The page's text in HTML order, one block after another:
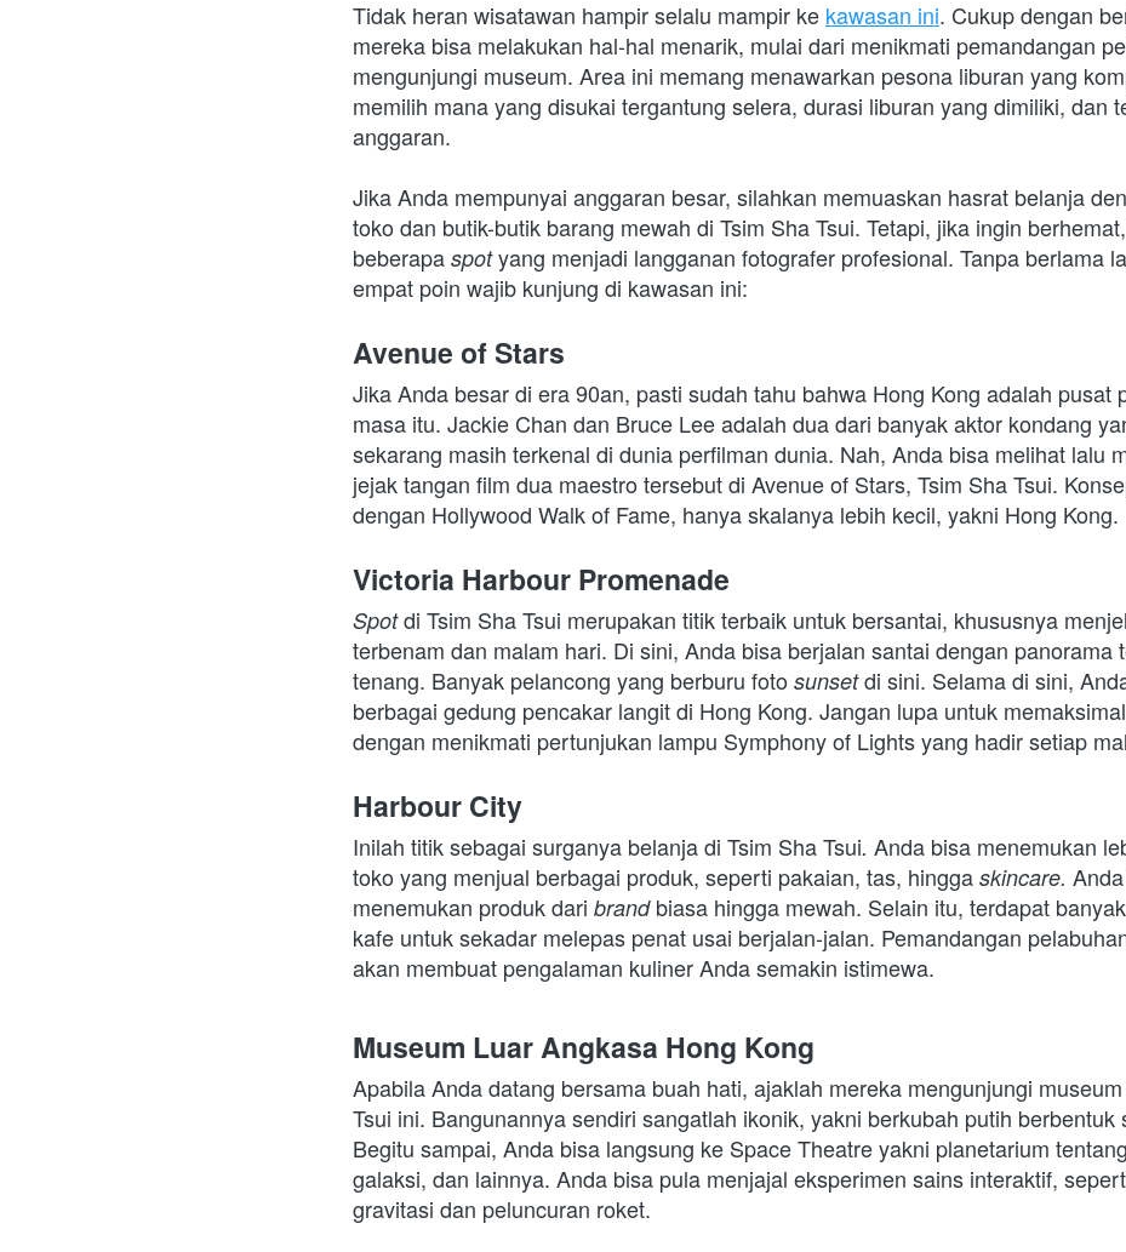
Tidak heran wisatawan hampir selalu mampir ke kawasan ini. Cukup dengan
mereka bisa melakukan hal-hal menarik, mulai dari menikmati pemandangan
mengunjungi museum. Area ini memang menawarkan pesona liburan yang
memilih mana yang disukai tergantung selera, durasi liburan yang dimiliki, dan
anggaran.
Jika Anda mempunyai anggaran besar, silahkan memuaskan hasrat belanja
toko dan butik-butik barang mewah di Tsim Sha Tsui. Tetapi, jika ingin
beberapa spot yang menjadi langganan fotografer profesional. Tanpa berlama
empat poin wajib kunjung di kawasan ini:
Avenue of Stars
Jika Anda besar di era 90an, pasti sudah tahu bahwa Hong Kong adalah pusat
masa itu. Jackie Chan dan Bruce Lee adalah dua dari banyak aktor kondang
sekarang masih terkenal di dunia perfilman dunia. Nah, Anda bisa melihat lalu
jejak tangan film dua maestro tersebut di Avenue of Stars, Tsim Sha Tsui.
dengan Hollywood Walk of Fame, hanya skalanya lebih kecil, yakni Hong Kong.
Victoria Harbour Promenade
Spot di Tsim Sha Tsui merupakan titik terbaik untuk bersantai, khususnya
terbenam dan malam hari. Di sini, Anda bisa berjalan santai dengan panorama
tenang. Banyak pelancong yang berburu foto sunset di sini. Selama di sini,
berbagai gedung pencakar langit di Hong Kong. Jangan lupa untuk
dengan menikmati pertunjukan lampu Symphony of Lights yang hadir setiap
Harbour City
Inilah titik sebagai surganya belanja di Tsim Sha Tsui. Anda bisa menemukan
toko yang menjual berbagai produk, seperti pakaian, tas, hingga skincare.
menemukan produk dari brand biasa hingga mewah. Selain itu, terdapat
kafe untuk sekadar melepas penat usai berjalan-jalan. Pemandangan
akan membuat pengalaman kuliner Anda semakin istimewa.
Museum Luar Angkasa Hong Kong
Apabila Anda datang bersama buah hati, ajaklah mereka mengunjungi
Tsui ini. Bangunannya sendiri sangatlah ikonik, yakni berkubah putih berbentuk
Begitu sampai, Anda bisa langsung ke Space Theatre yakni planetarium
galaksi, dan lainnya. Anda bisa pula menjajal eksperimen sains interaktif,
gravitasi dan peluncuran roket.